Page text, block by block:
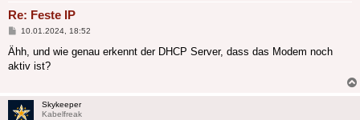
Re: Feste IP
Beitrag
10.01.2024, 18:52
Ähh, und wie genau erkennt der DHCP Server, dass das Modem noch
aktiv ist?
Skykeeper
Kabelfreak